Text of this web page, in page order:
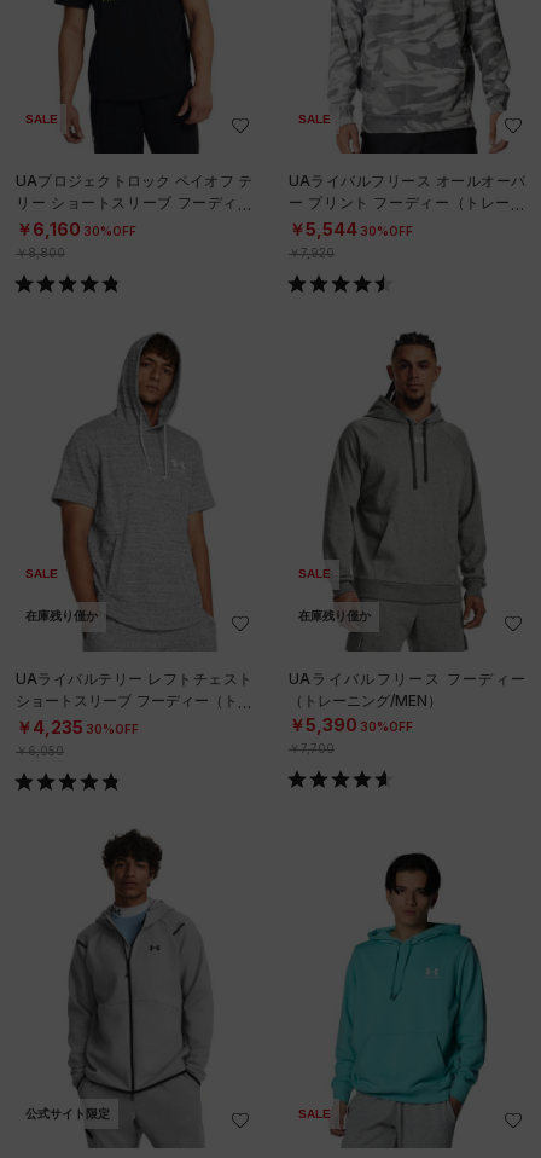
SALE
UAプロジェクトロック ペイオフ テ
リー ショートスリーブ フーディー
（トレーニング/MEN）
￥6,160 30%OFF
￥8,800
SALE
UAライバルフリース オールオーバ
ー プリント フーディー（トレーニ
ング/MEN）
￥5,544 30%OFF
￥7,920
SALE
在庫残り僅か
UAライバルテリー レフトチェスト
ショートスリーブ フーディー（トレ
ーニング/MEN）
￥4,235 30%OFF
￥6,050
SALE
在庫残り僅か
UAライバルフリース フーディー
（トレーニング/MEN）
￥5,390 30%OFF
￥7,700
公式サイト限定 SALE